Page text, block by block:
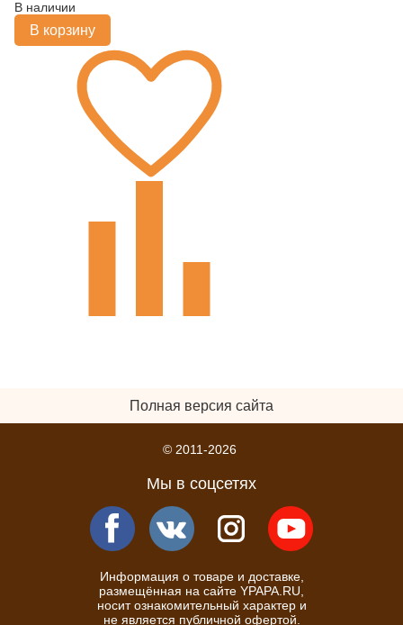
В наличии
В корзину
Полная версия сайта
© 2011-2026
Мы в соцсетях
Информация о товаре и доставке,
размещённая на сайте YPAPA.RU,
носит ознакомительный характер и
не является публичной офертой.